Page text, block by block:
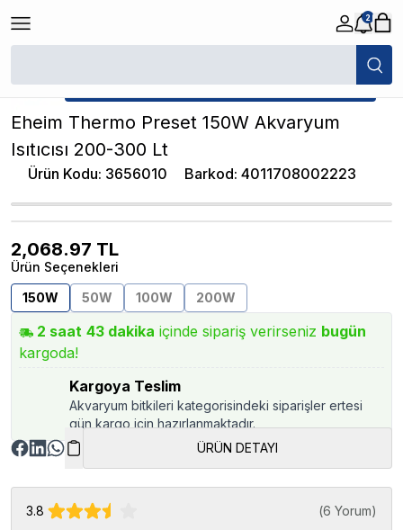
2
/ Eheim Thermo Preset 150W Akvaryum Isıtıcısı
★ Atakan Petshop, Eheim yetkili satıcısıdır.
Eheim Thermo Preset 150W Akvaryum
Isıtıcısı 200-300 Lt
Ürün Kodu: 3656010 Barkod: 4011708002223
2,068.97 TL
Ürün Seçenekleri
150W
50W 100W 200W
2 saat 43 dakika içinde sipariş verirseniz bugün
kargoda!
Kargoya Teslim
Akvaryum bitkileri kategorisindeki siparişler ertesi
gün kargo için hazırlanmaktadır.
ÜRÜN DETAYI
3.8 (6 Yorum)